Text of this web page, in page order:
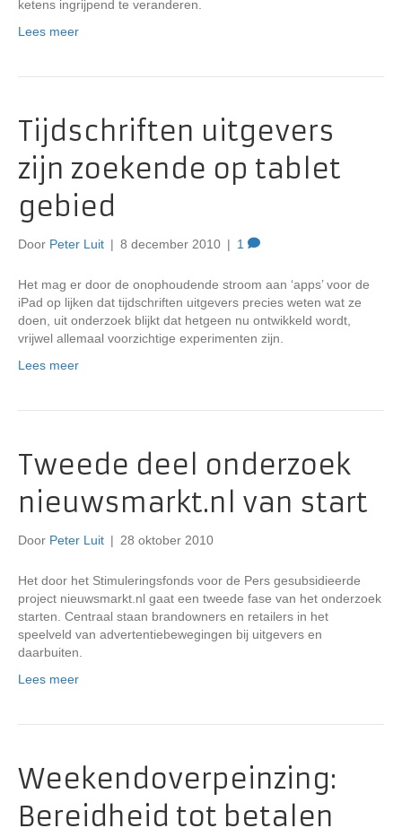
ketens ingrijpend te veranderen.
Lees meer
Tijdschriften uitgevers
zijn zoekende op tablet
gebied
Door Peter Luit | 8 december 2010 | 1
Het mag er door de onophoudende stroom aan ‘apps’ voor de
iPad op lijken dat tijdschriften uitgevers precies weten wat ze
doen, uit onderzoek blijkt dat hetgeen nu ontwikkeld wordt,
vrijwel allemaal voorzichtige experimenten zijn.
Lees meer
Tweede deel onderzoek
nieuwsmarkt.nl van start
Door Peter Luit | 28 oktober 2010
Het door het Stimuleringsfonds voor de Pers gesubsidieerde
project nieuwsmarkt.nl gaat een tweede fase van het onderzoek
starten. Centraal staan brandowners en retailers in het
speelveld van advertentiebewegingen bij uitgevers en
daarbuiten.
Lees meer
Weekendoverpeinzing:
Bereidheid tot betalen